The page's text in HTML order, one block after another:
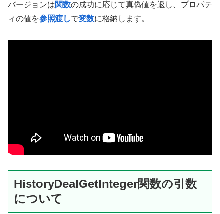
バージョンは関数の成功に応じて真偽値を返し、プロパテ
ィの値を参照渡しで変数に格納します。
HistoryDealGetInteger関数の引数
について